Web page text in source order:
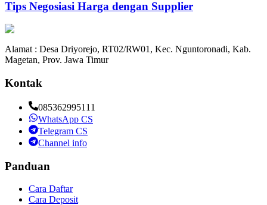
Tips Negosiasi Harga dengan Supplier
Alamat : Desa Driyorejo, RT02/RW01, Kec. Nguntoronadi, Kab.
Magetan, Prov. Jawa Timur
Kontak
085362995111
WhatsApp CS
Telegram CS
Channel info
Panduan
Cara Daftar
Cara Deposit